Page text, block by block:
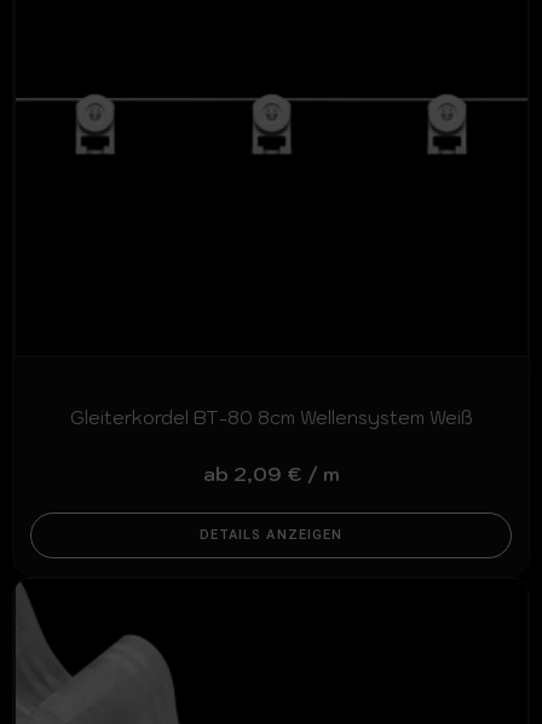
Gleiterkordel BT-80 8cm Wellensystem Weiß
ab 2,09 € / m
DETAILS ANZEIGEN